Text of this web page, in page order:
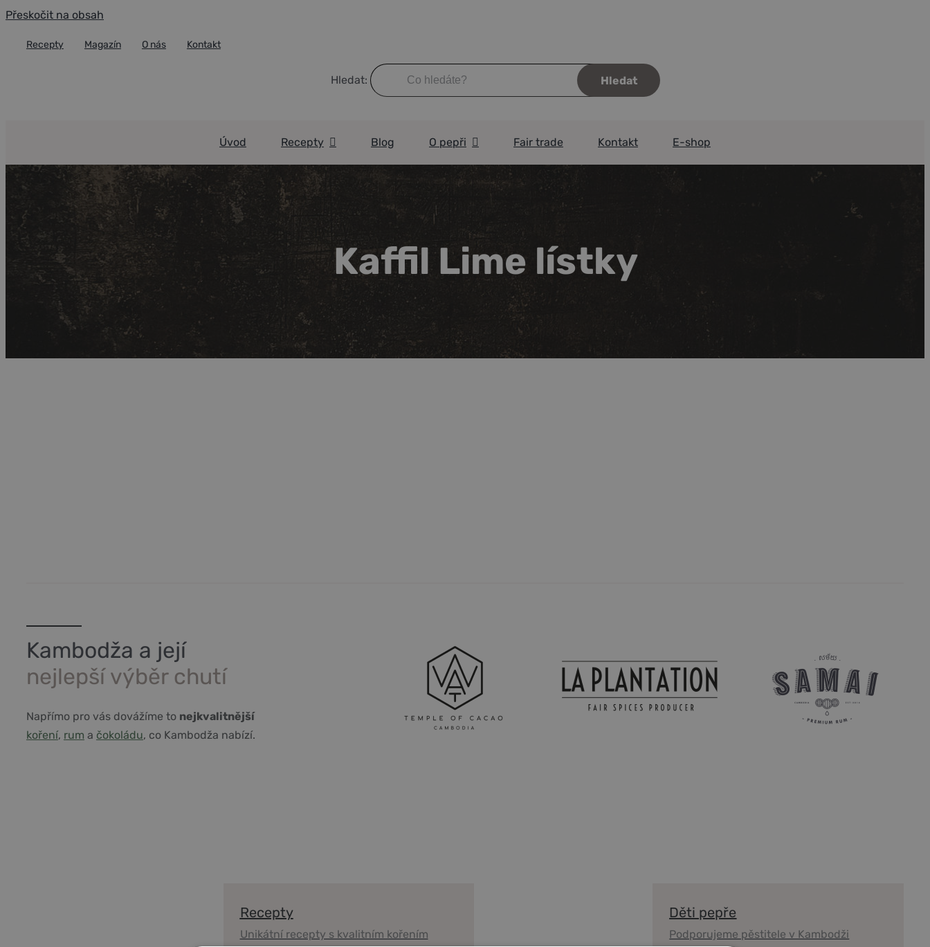
Přeskočit na obsah
Recepty Magazín O nás Kontakt
Hledat:
Úvod Recepty Blog O pepři Fair trade Kontakt E-shop
Kaffil Lime lístky
Kambodža a její
nejlepší výběr chutí
Napřímo pro vás dovážíme to nejkvalitnější
koření, rum a čokoládu, co Kambodža nabízí.
Recepty
Unikátní recepty s kvalitním kořením
Děti pepře
Podporujeme pěstitele v Kambodži